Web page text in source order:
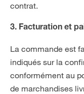
contrat.
3. Facturation et
La commande est
indiqués sur la
conformément au
de marchandises